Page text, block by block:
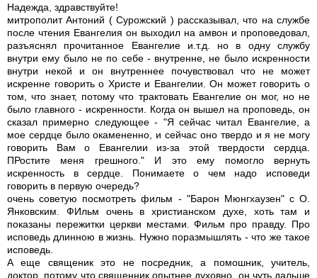
Надежда, здравствуйте!
митрополит Антоний ( Сурожский ) рассказывал, что на службе
после чтения Евангелия он выходил на амвон и проповедовал,
разъяснял прочитанное Евангелие и.т.д. но в одну службу
внутри ему было не по себе - внутренне, не было искренности
внутри некой и он внутреннее почувствовал что не может
искренне говорить о Христе и Евангелии. Он может говорить о
том, что знает, потому что трактовать Евангелие он мог, но не
было главного - искренности. Когда он вышел на проповедь, он
сказал примерно следующее - "Я сейчас читал Евангелие, а
мое сердце было окамененно, и сейчас оно твердо и я не могу
говорить Вам о Евангелии из-за этой твердости сердца.
ПРостите меня грешного." И это ему помогло вернуть
искренность в сердце. Понимаете о чем надо исповеди
говорить в первую очередь?
очень советую посмотреть фильм - "Барон Мюнгхаузен" с О.
Янковским. ФИльм очень в христианском духе, хоть там и
показаны пережитки церкви местами. Фильм про правду. Про
исповедь длинною в жизнь. Нужно поразмышлять - что же такое
исповедь.
А еще священик это не посредник, а помошник, учитель,
доктор, потому что священник опытнее духовно, он чуть дальше